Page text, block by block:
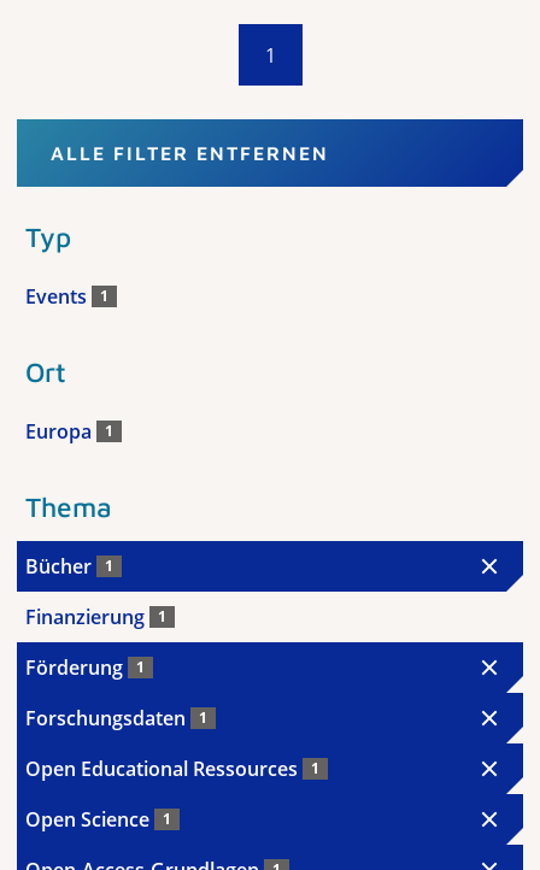
1
ALLE FILTER ENTFERNEN
Typ
Events 1
Ort
Europa 1
Thema
Bücher 1
Finanzierung 1
Förderung 1
Forschungsdaten 1
Open Educational Ressources 1
Open Science 1